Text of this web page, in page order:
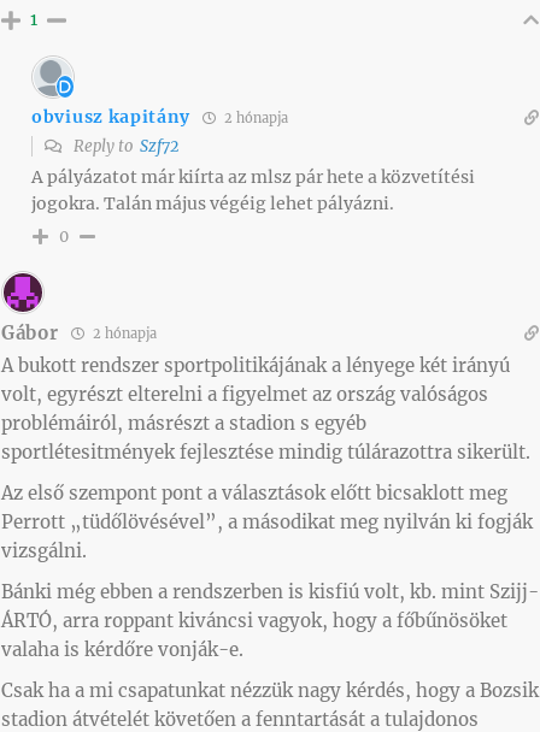
1
obviusz kapitány 2 hónapja
Reply to Szf72
A pályázatot már kiírta az mlsz pár hete a közvetítési
jogokra. Talán május végéig lehet pályázni.
0
Gábor 2 hónapja
A bukott rendszer sportpolitikájának a lényege két irányú
volt, egyrészt elterelni a figyelmet az ország valóságos
problémáiról, másrészt a stadion s egyéb
sportlétesitmények fejlesztése mindig túlárazottra sikerült.
Az első szempont pont a választások előtt bicsaklott meg
Perrott „tüdőlövésével”, a másodikat meg nyilván ki fogják
vizsgálni.
Bánki még ebben a rendszerben is kisfiú volt, kb. mint Szijj-
ÁRTÓ, arra roppant kiváncsi vagyok, hogy a főbűnösöket
valaha is kérdőre vonják-e.
Csak ha a mi csapatunkat nézzük nagy kérdés, hogy a Bozsik
stadion átvételét követően a fenntartását a tulajdonos